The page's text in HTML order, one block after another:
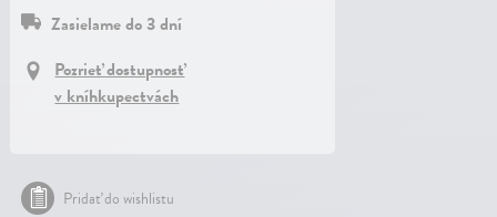
Zasielame do 3 dní
Pozrieť dostupnosť
v kníhkupectvách
Pridať do wishlistu